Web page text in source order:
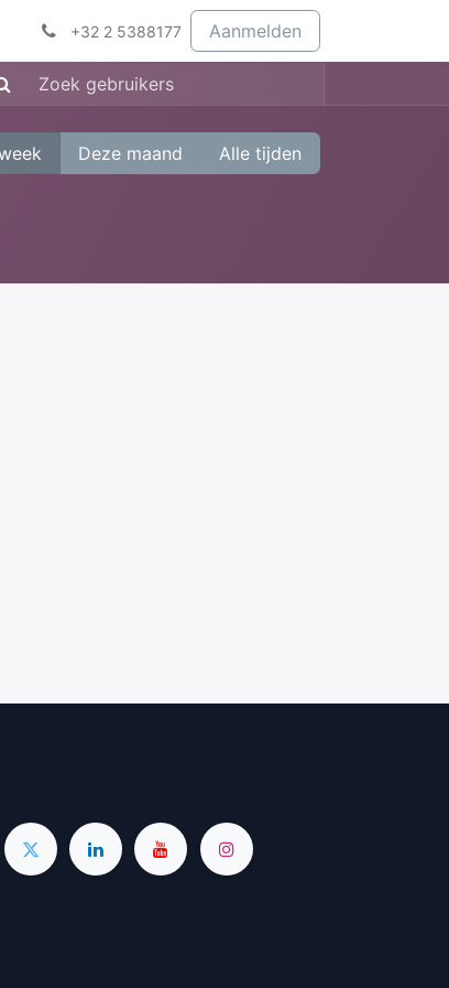
+32 2 5388177 Aanmelden
Deze maand Alle tijden